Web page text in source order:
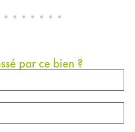
par ce bien ?